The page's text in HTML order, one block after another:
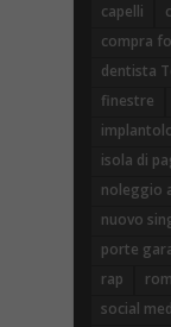
capelli
compra
dentista
finestre
isola di
noleggio
nuovo
porte
rap
social